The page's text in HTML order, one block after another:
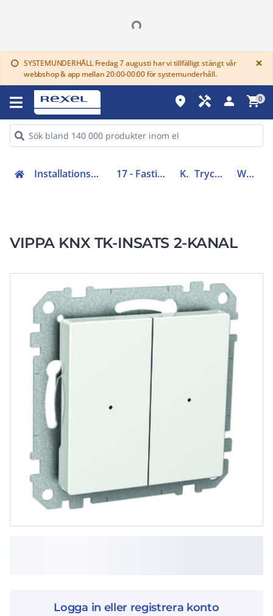
info SYSTEMUNDERHÅLL Fredag 7 augusti har vi tillfälligt stängt vår
webbshop & app mellan 20:00-00:00 för systemunderhåll.
×
place handyman person shopping_cart0
Installationsmateriel (11-15, 17, 18) 17 - Fastighetsautomation KNX Tryckknapp KNX WDE002949
VIPPA KNX TK-INSATS 2-KANAL
Logga in eller registrera konto